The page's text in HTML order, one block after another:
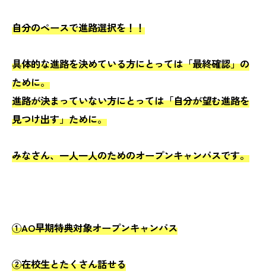
自分のペースで進路選択を！！
具体的な進路を決めている方にとっては「最終確認」の
ために。
進路が決まっていない方にとっては「自分が望む進路を
見つけ出す」ために。
みなさん、一人一人のためのオープンキャンパスです。
①AO早期特典対象オープンキャンパス
②在校生とたくさん話せる